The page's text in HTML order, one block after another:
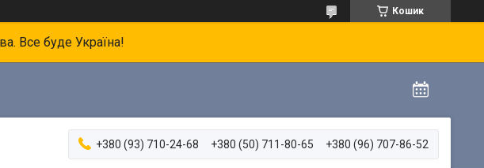
Кошик
Все буде Україна!
+380 (93) 710-24-68 +380 (50) 711-80-65 +380 (96) 707-86-52